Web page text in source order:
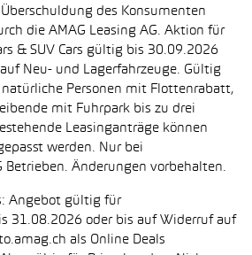
des Konsumenten
die AMAG Leasing AG. Aktion für
& SUV Cars gültig bis 30.09.2026
Neu- und Lagerfahrzeuge. Gültig
Personen mit Flottenrabatt,
mit Fuhrpark bis zu drei
Leasinganträge können
werden. Nur bei
Betrieben. Änderungen vorbehalten.
Angebot gültig für
31.08.2026 oder bis auf Widerruf auf
als Online Deals